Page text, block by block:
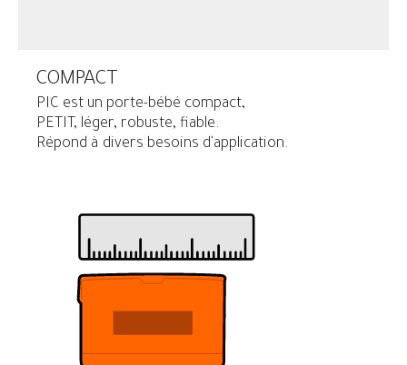
COMPACT
PIC est un porte-bébé compact,
PETIT, léger, robuste, fiable.
Répond à divers besoins d'application.